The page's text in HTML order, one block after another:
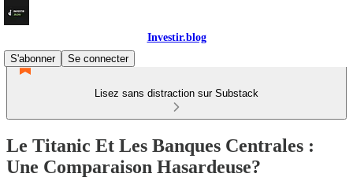
Investir.blog
S'abonner
Se connecter
Lisez sans distraction sur Substack
Le Titanic Et Les Banques Centrales :
Une Comparaison Hasardeuse?